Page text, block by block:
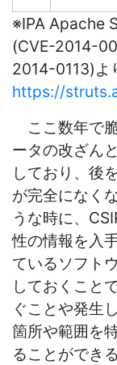
※IPA Apache
(CVE-2014-
2014-0113)よ
https://
ここ数年で
ータの改ざん
しており、後
が完全になく
うな時に、
性の情報を入
ているソフト
しておくこと
ぐことや発生
箇所や範囲を
ることができ